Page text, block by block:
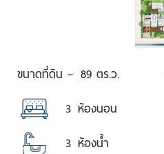
ขนาดที่ดิน ~ 89 ตร.ว.
3 ห้องนอน
3 ห้องน้ำ